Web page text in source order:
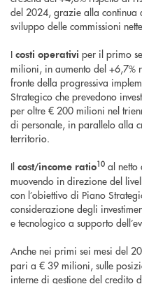
del 2024, grazie alla continua
sviluppo delle commissioni
I costi operativi per il primo
milioni, in aumento del +6,7%
fronte della progressiva
Strategico che prevedono
per oltre € 200 milioni nel
di personale, in parallelo alla
territorio.
Il cost/income ratio10 al netto
muovendo in direzione del
con l’obiettivo di Piano
considerazione degli
e tecnologico a supporto
Anche nei primi sei mesi del
pari a € 39 milioni, sulle
interne di gestione del credito